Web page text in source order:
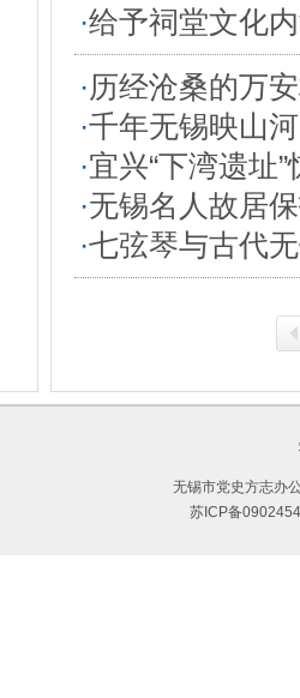
·给予祠堂文化
·历经沧桑的万
·千年无锡映山河
·宜兴“下湾遗址
·无锡名人故居
·七弦琴与古代
无锡市党史方志办
苏ICP备